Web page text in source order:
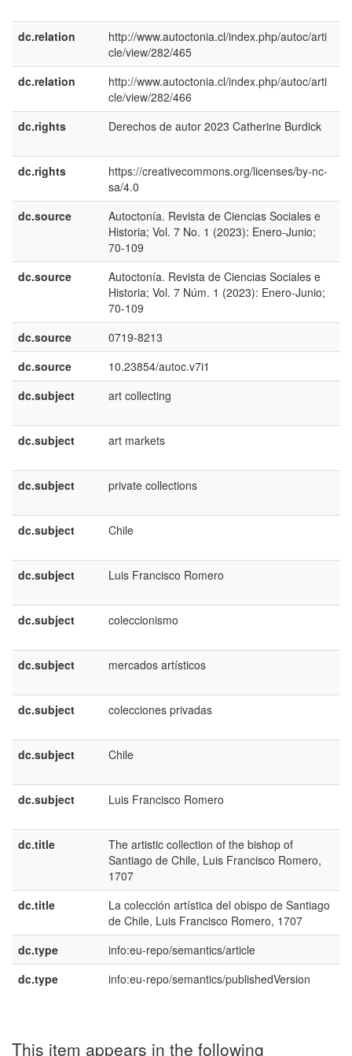
dc.relation
http://www.autoctonia.cl/index.php/autoc/arti
cle/view/282/465
dc.relation
http://www.autoctonia.cl/index.php/autoc/arti
cle/view/282/466
dc.rights
Derechos de autor 2023 Catherine Burdick
dc.rights
https://creativecommons.org/licenses/by-nc-
sa/4.0
dc.source
Autoctonía. Revista de Ciencias Sociales e
Historia; Vol. 7 No. 1 (2023): Enero-Junio;
70-109
dc.source
Autoctonía. Revista de Ciencias Sociales e
Historia; Vol. 7 Núm. 1 (2023): Enero-Junio;
70-109
dc.source
0719-8213
dc.source
10.23854/autoc.v7i1
dc.subject
art collecting
dc.subject
art markets
dc.subject
private collections
dc.subject
Chile
dc.subject
Luis Francisco Romero
dc.subject
coleccionismo
dc.subject
mercados artísticos
dc.subject
colecciones privadas
dc.subject
Chile
dc.subject
Luis Francisco Romero
dc.title
The artistic collection of the bishop of
Santiago de Chile, Luis Francisco Romero,
1707
dc.title
La colección artística del obispo de Santiago
de Chile, Luis Francisco Romero, 1707
dc.type
info:eu-repo/semantics/article
dc.type
info:eu-repo/semantics/publishedVersion
This item appears in the following